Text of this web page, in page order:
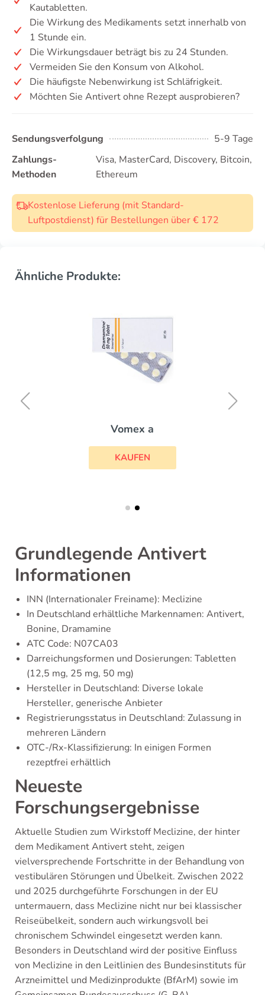
Kautabletten.
Die Wirkung des Medikaments setzt innerhalb von
1 Stunde ein.
Die Wirkungsdauer beträgt bis zu 24 Stunden.
Vermeiden Sie den Konsum von Alkohol.
Die häufigste Nebenwirkung ist Schläfrigkeit.
Möchten Sie Antivert ohne Rezept ausprobieren?
Sendungsverfolgung
5-9 Tage
Zahlungs-
Methoden
Visa, MasterCard, Discovery, Bitcoin,
Ethereum
Kostenlose Lieferung (mit Standard-
Luftpostdienst) für Bestellungen über € 172
Ähnliche Produkte:
Vomex a
KAUFEN
Grundlegende Antivert
Informationen
INN (Internationaler Freiname): Meclizine
In Deutschland erhältliche Markennamen: Antivert,
Bonine, Dramamine
ATC Code: N07CA03
Darreichungsformen und Dosierungen: Tabletten
(12,5 mg, 25 mg, 50 mg)
Hersteller in Deutschland: Diverse lokale
Hersteller, generische Anbieter
Registrierungsstatus in Deutschland: Zulassung in
mehreren Ländern
OTC-/Rx-Klassifizierung: In einigen Formen
rezeptfrei erhältlich
Neueste
Forschungsergebnisse
Aktuelle Studien zum Wirkstoff Meclizine, der hinter
dem Medikament Antivert steht, zeigen
vielversprechende Fortschritte in der Behandlung von
vestibulären Störungen und Übelkeit. Zwischen 2022
und 2025 durchgeführte Forschungen in der EU
untermauern, dass Meclizine nicht nur bei klassischer
Reiseübelkeit, sondern auch wirkungsvoll bei
chronischem Schwindel eingesetzt werden kann.
Besonders in Deutschland wird der positive Einfluss
von Meclizine in den Leitlinien des Bundesinstituts für
Arzneimittel und Medizinprodukte (BfArM) sowie im